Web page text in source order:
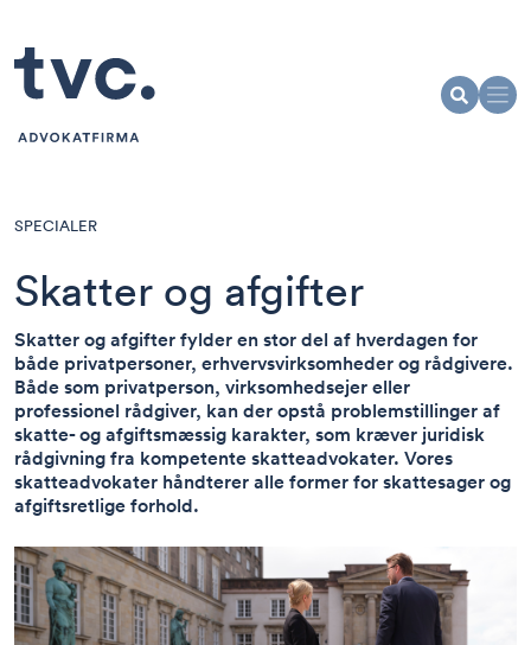
SPECIALER
Skatter og afgifter
Skatter og afgifter fylder en stor del af hverdagen for
både privatpersoner, erhvervsvirksomheder og rådgivere.
Både som privatperson, virksomhedsejer eller
professionel rådgiver, kan der opstå problemstillinger af
skatte- og afgiftsmæssig karakter, som kræver juridisk
rådgivning fra kompetente skatteadvokater. Vores
skatteadvokater håndterer alle former for skattesager og
afgiftsretlige forhold.